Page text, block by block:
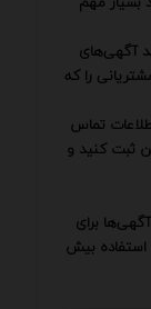
آگهی‌های
را که
تماس
ثبت کنید و
برای
استفاده بیش